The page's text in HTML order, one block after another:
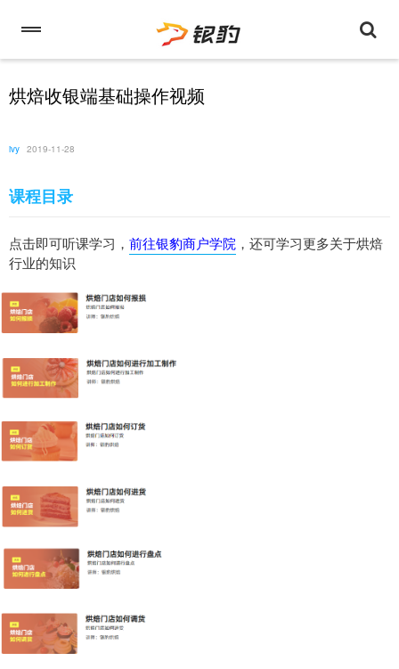
烘焙收银端基础操作视频
ivy 2019-11-28
课程目录
点击即可听课学习， 前往银豹商户学院 ，还可学习更多关于烘焙
行业的知识